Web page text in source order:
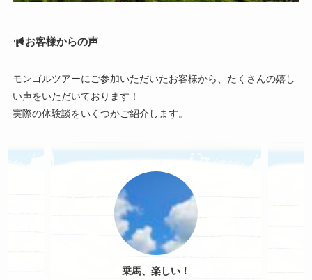
お客様からの声
モンゴルツアーにご参加いただいたお客様から、たくさんの嬉し
い声をいただいております！
実際の体験談をいくつかご紹介します。
乗馬、楽しい！